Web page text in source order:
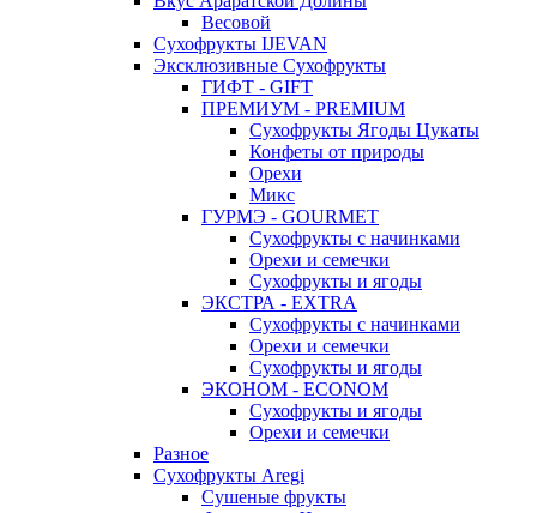
Весовой
Сухофрукты IJEVAN
Эксклюзивные Сухофрукты
ГИФТ - GIFT
ПРЕМИУМ - PREMIUM
Сухофрукты Ягоды Цукаты
Конфеты от природы
Орехи
Микс
ГУРМЭ - GOURMET
Сухофрукты с начинками
Орехи и семечки
Сухофрукты и ягоды
ЭКСТРА - EXTRA
Сухофрукты с начинками
Орехи и семечки
Сухофрукты и ягоды
ЭКОНОМ - ECONOM
Сухофрукты и ягоды
Орехи и семечки
Разное
Сухофрукты Aregi
Сушеные фрукты